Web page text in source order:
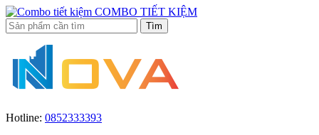
COMBO TIẾT KIỆM
Hotline: 0852333393